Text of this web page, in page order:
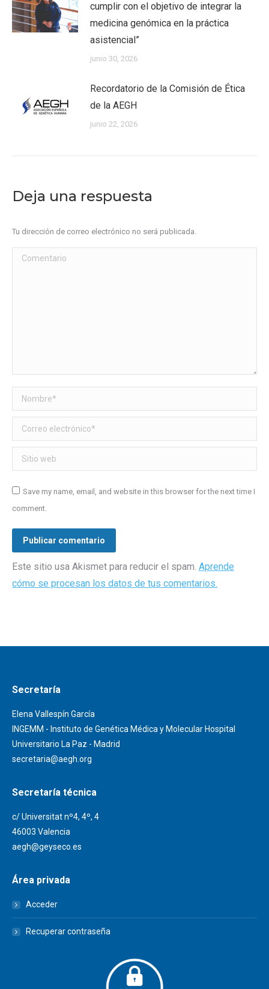
cumplir con el objetivo de integrar la
medicina genómica en la práctica
asistencial”
junio 30, 2026
Recordatorio de la Comisión de Ética
de la AEGH
junio 22, 2026
Deja una respuesta
Tu dirección de correo electrónico no será publicada.
Comentario
Nombre *
Correo electrónico *
Sitio web
Save my name, email, and website in this browser for the next time I
comment.
Publicar comentario
Este sitio usa Akismet para reducir el spam. Aprende
cómo se procesan los datos de tus comentarios.
Secretaría
Elena Vallespín García
INGEMM - Instituto de Genética Médica y Molecular Hospital
Universitario La Paz - Madrid
secretaria@aegh.org
Secretaría técnica
c/ Universitat nº4, 4º, 4
46003 Valencia
aegh@geyseco.es
Área privada
Acceder
Recuperar contraseña